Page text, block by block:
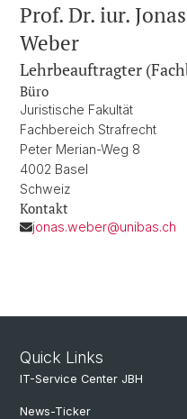
Prof. Dr. iur.
Weber
Lehrbeauftragter
Büro
Juristische Fakultät
Fachbereich Strafrecht
Peter Merian-Weg 8
4002 Basel
Schweiz
Kontakt
jonas.weber@unibas.ch
Quick Links
IT-Service Center JBH
News-Ticker